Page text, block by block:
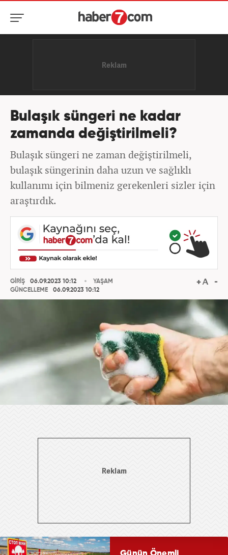
Bulaşık süngeri ne kadar
zamanda değiştirilmeli?
Bulaşık süngeri ne zaman değiştirilmeli,
bulaşık süngerinin daha uzun ve sağlıklı
kullanımı için bilmeniz gerekenleri sizler için
araştırdık.
GİRİŞ
06.09.2023 10:12
GÜNCELLEME
06.09.2023 10:12
YAŞAM